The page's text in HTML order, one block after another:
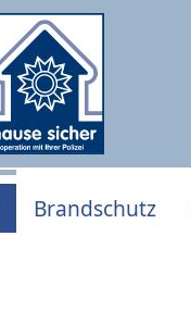
Brandschutz